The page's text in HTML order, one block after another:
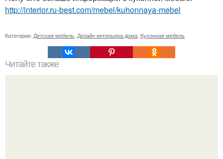
http://interior.ru-best.com/mebel/kuhonnaya-mebel
Категории: Детская мебель Дизайн интерьера дома Кухонная мебель
Читайте также